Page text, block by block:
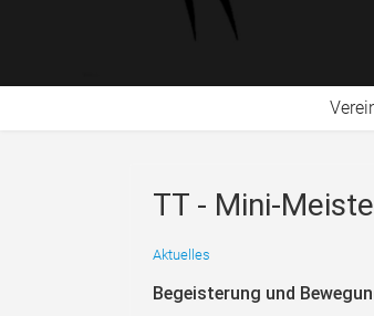
TT - Mini-
Aktuelles
Begeisterung und